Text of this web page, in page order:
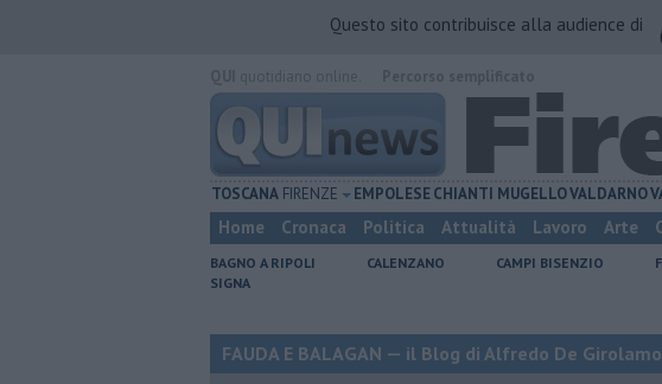
Questo sito contribuisce alla audience di
TOSCANA FIRENZE EMPOLESECHIANTI MUGELLOVALDARNO
Home Cronaca Politica Attualità Lavoro Arte
BAGNO A RIPOLI CALENZANO CAMPI BISENZIO
SIGNA
FAUDA E BALAGAN — il Blog di Alfredo De